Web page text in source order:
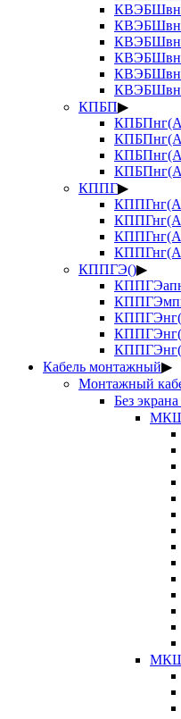
КПБП▶
КППГ▶
КППГЭ()▶
Кабель монтажный▶
Монтажный
Без